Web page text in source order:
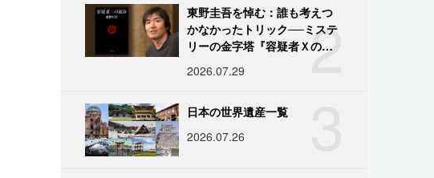
2
東野圭吾を悼む：誰も考えつ
かなかったトリック──ミステ
リーの金字塔『容疑者Ｘの献
2026.07.29
日本の世界遺産一覧
2026.07.26